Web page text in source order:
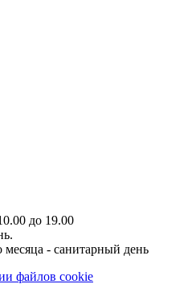
до 19.00
- санитарный день
файлов cookie